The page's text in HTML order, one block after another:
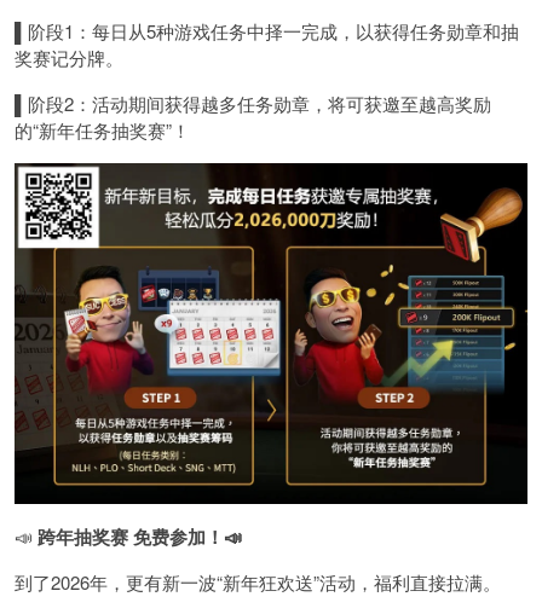
阶段1：每日从5种游戏任务中择一完成，以获得任务勋章和抽
奖赛记分牌。
阶段2：活动期间获得越多任务勋章，将可获邀至越高奖励
的“新年任务抽奖赛”！
📣 跨年抽奖赛 免费参加 ！📣
到了2026年，更有新一波“新年狂欢送”活动，福利直接拉满。